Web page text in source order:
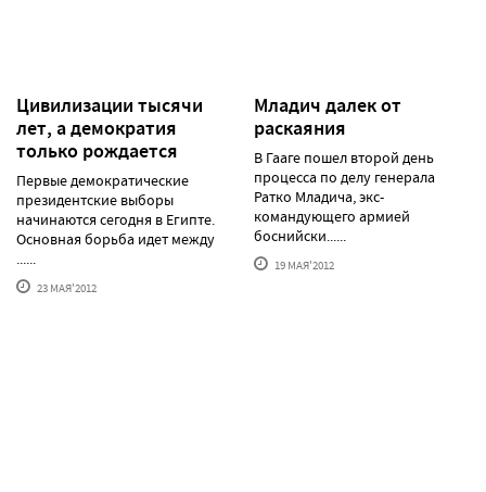
Цивилизации тысячи
лет, а демократия
только рождается
Первые демократические
президентские выборы
начинаются сегодня в Египте.
Основная борьба идет между
......
23 МАЯ'2012
Младич далек от
раскаяния
В Гааге пошел второй день
процесса по делу генерала
Ратко Младича, экс-
командующего армией
боснийски......
19 МАЯ'2012